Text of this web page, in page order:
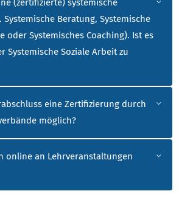
Beratung, Systemische
oder Systemisches Coaching). Ist es
Systemische Soziale Arbeit zu
eine Zertifizierung durch
möglich?
online an Lehrveranstaltungen